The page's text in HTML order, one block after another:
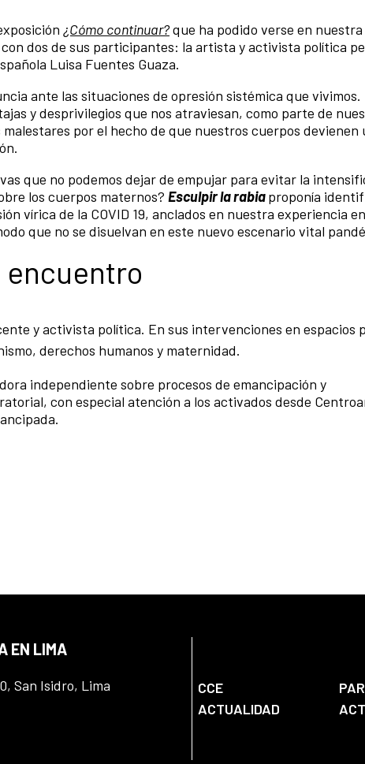
¿Cómo continuar?que ha podido verse en nuestra
dos de sus participantes: la artista y activista política
Luisa Fuentes Guaza.
ante las situaciones de opresión sistémica que
y desprivilegios que nos atraviesan, como parte de
por el hecho de que nuestros cuerpos devienen
que no podemos dejar de empujar para evitar la
los cuerpos maternos? Esculpir la rabiaproponía
vírica de la COVID 19, anclados en nuestra experiencia
que no se disuelvan en este nuevo escenario vital
encuentro
y activista política. En sus intervenciones en espacios
derechos humanos y maternidad.
independiente sobre procesos de emancipación y
con especial atención a los activados desde
EN LIMA
San Isidro, Lima
CCE
ACTUALIDAD